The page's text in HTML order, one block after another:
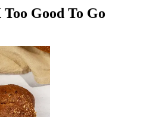
Good To Go